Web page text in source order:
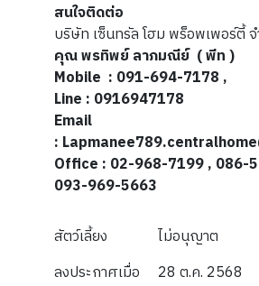
สนใจติดต่อ
บริษัท เซ็นทรัล โฮม พร็อพเพอร์ตี้
คุณ พรทิพย์ ลาภมณีย์ ( พีท )
Mobile : 091-694-7178,
Line : 0916947178
Email
:
Office : 02-968-7199 , 086-
093-969-5663
สัตว์เลี้ยง
ไม่อนุญาต
ลงประกาศเมื่อ
28 ต.ค. 2568